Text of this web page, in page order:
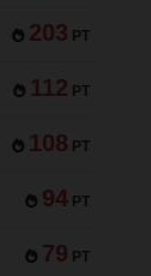
203 PT
112 PT
108 PT
94 PT
79 PT